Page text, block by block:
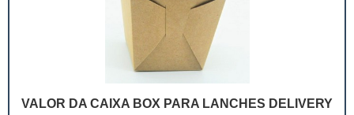
VALOR DA CAIXA BOX PARA LANCHES DELIVERY